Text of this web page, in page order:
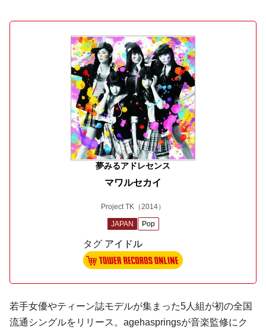
夢みるアドレセンス
マワルセカイ
Project TK （2014）
JAPAN Pop
タグ アイドル
若手女優やティーン誌モデルが集まった5人組が初の全国
流通シングルをリリース。 agehaspringsが音楽監修にク